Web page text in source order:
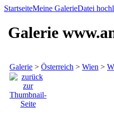
StartseiteMeine GalerieDatei
Galerie
Galerie > Österreich > Wien >